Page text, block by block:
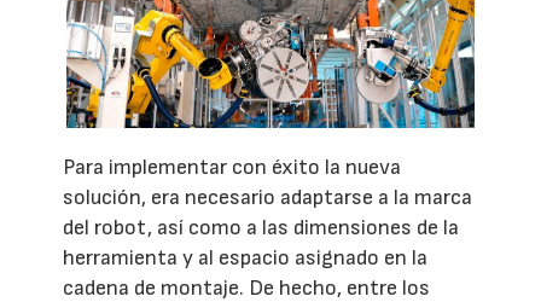
Para implementar con éxito la nueva
solución, era necesario adaptarse a la marca
del robot, así como a las dimensiones de la
herramienta y al espacio asignado en la
cadena de montaje. De hecho, entre los